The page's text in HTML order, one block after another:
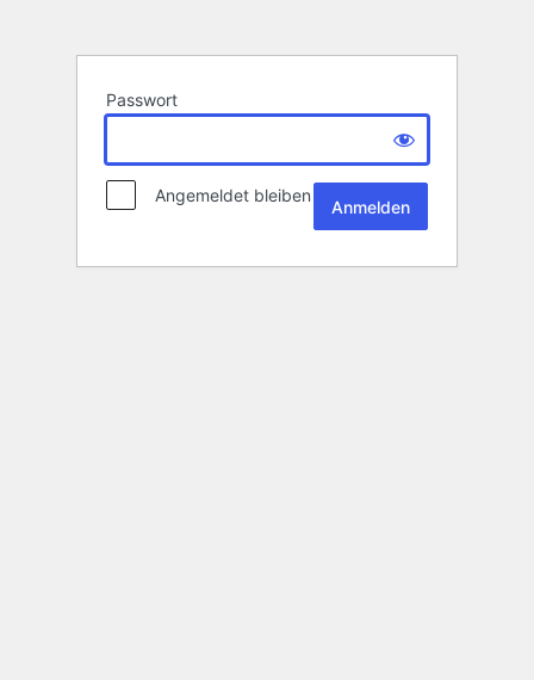
Passwort
Angemeldet bleiben